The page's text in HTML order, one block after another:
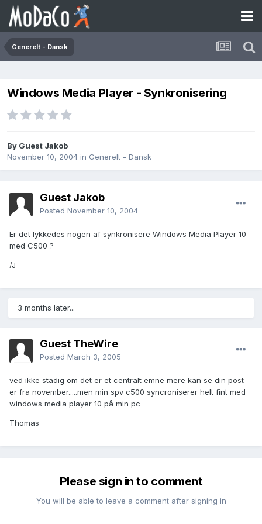
Generelt - Dansk
Windows Media Player - Synkronisering
By Guest Jakob
November 10, 2004 in Generelt - Dansk
Guest Jakob
Posted November 10, 2004
Er det lykkedes nogen af synkronisere Windows Media Player 10
med C500 ?
/J
3 months later...
Guest TheWire
Posted March 3, 2005
ved ikke stadig om det er et centralt emne mere kan se din post
er fra november.....men min spv c500 syncroniserer helt fint med
windows media player 10 på min pc
Thomas
Please sign in to comment
You will be able to leave a comment after signing in